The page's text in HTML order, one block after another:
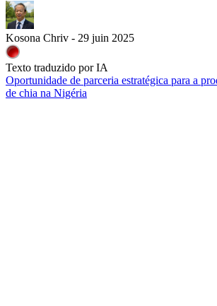
Kosona Chriv - 29 juin 2025
Texto traduzido por IA
Oportunidade de parceria estratégica para a
de chia na Nigéria